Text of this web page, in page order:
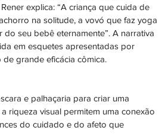
explica: “A criança que cuida de
na solitude, a vovó que faz yoga
seu bebê eternamente”. A narrativa
em esquetes apresentadas por
grande eficácia cômica.
e palhaçaria para criar uma
riqueza visual permitem uma conexão
do cuidado e do afeto que